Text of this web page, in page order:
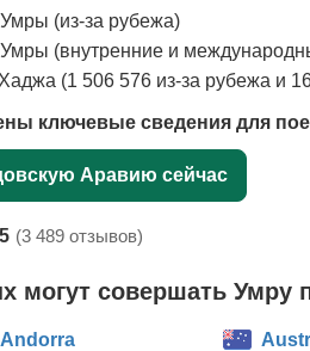
(из-за рубежа)
(внутренние и
(1 506 576 из-за рубежа и
ключевые сведения для
Аравию сейчас
(3 489 отзывов)
могут совершать Умру
Andorra